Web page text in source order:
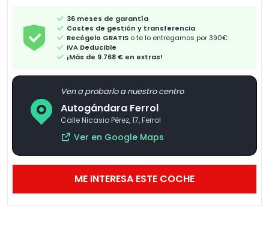
36 meses de garantía
Costes de gestión y transferencia
Recógelo GRATIS o te lo entregamos por 390€
IVA Deducible
¡Más de 9.768 € en extras!
Ven a probarlo a nuestro centro
Autogándara Ferrol
Calle Nicasio Pérez, 17, Ferrol
Ver en Google Maps
ME INTERESA ESTE COCHE